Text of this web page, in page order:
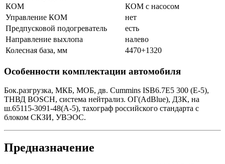
КОМ
КОМ с насосом
Управление КОМ
нет
Предпусковой подогреватель
есть
Направление выхлопа
налево
Колесная база, мм
4470+1320
Особенности комплектации автомобиля
Бок.разгрузка, МКБ, МОБ, дв. Cummins ISB6.7E5 300 (Е-5),
ТНВД BOSCH, система нейтрализ. ОГ(AdBlue), ДЗК, на
ш.65115-3091-48(А-5), тахограф российского стандарта с
блоком СКЗИ, УВЭОС.
Предназначение